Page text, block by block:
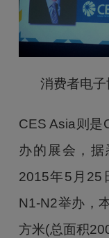
消费者电子
CES Asia则是
办的展会，
2015年5月25
N1-N2举办，
方米(总面积